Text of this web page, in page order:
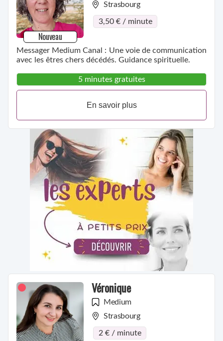
Nouveau
Strasbourg
3,50 € / minute
Messager Medium Canal : Une voie de communication
avec les êtres chers décédés. Guidance spirituelle.
5 minutes gratuites
En savoir plus
Véronique
Medium
Strasbourg
2 € / minute